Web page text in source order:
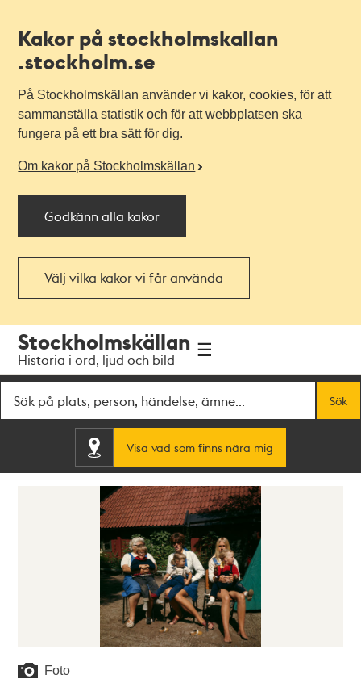
Kakor på stockholmskallan
.stockholm.se
På Stockholmskällan använder vi kakor, cookies, för att
sammanställa statistik och för att webbplatsen ska
fungera på ett bra sätt för dig.
Om kakor på Stockholmskällan
Godkänn alla kakor
Välj vilka kakor vi får använda
navigationen
huvudinnehållet
Stockholmskällan
Historia i ord, ljud och bild
Sök
Visa vad som finns nära mig
Foto